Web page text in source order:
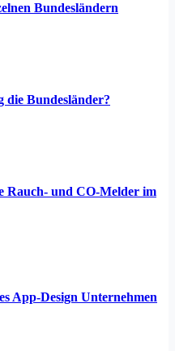
Bundesländern
die Bundesländer?
Rauch- und CO-Melder im
App-Design Unternehmen